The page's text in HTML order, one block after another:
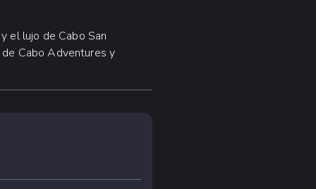
el lujo de Cabo San
Cabo Adventures y